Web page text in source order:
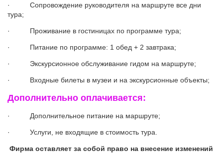
· Сопровождение руководителя на маршруте все дни
тура;
· Проживание в гостиницах по программе тура;
· Питание по программе: 1 обед + 2 завтрака;
· Экскурсионное обслуживание гидом на маршруте;
· Входные билеты в музеи и на экскурсионные объекты;
Дополнительно оплачивается:
· Дополнительное питание на маршруте;
· Услуги, не входящие в стоимость тура.
Фирма оставляет за собой право на внесение изменений